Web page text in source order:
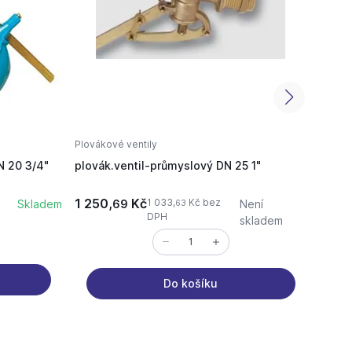
20 3/4"
Skladem
Plovákové ventily
plovák.ventil-průmyslový DN 25 1"
1 250,69 Kč1 033,63 Kč bez
DPH
Není
skladem
Do košíku